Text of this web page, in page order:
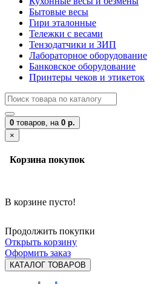
Бытовые весы
Гири эталонные
Тележки с весами
Тензодатчики и ЗИП
Лабораторное оборудование
Банковское оборудование
Принтеры чеков и этикеток
0 товаров, на 0 р.
×
Корзина покупок
В корзине пусто!
Продолжить покупки
Открыть корзину
Оформить заказ
КАТАЛОГ ТОВАРОВ